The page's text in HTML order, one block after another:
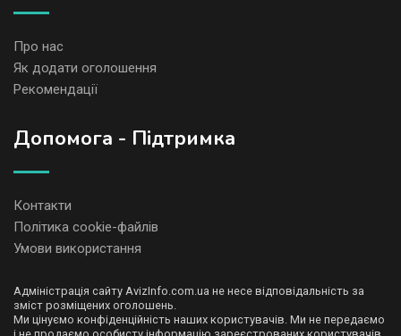
Про нас
Як додати оголошення
Рекомендації
Допомога - Підтримка
Контакти
Політика cookie-файлів
Умови використання
Адміністрація сайту AvizInfo.com.ua не несе відповідальність за
зміст розміщених оголошень.
Ми цінуємо конфіденційність наших користувачів. Ми не передаємо